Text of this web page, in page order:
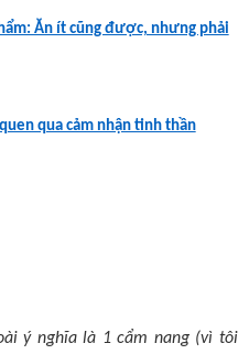
Ăn ít cũng được, nhưng phải
qua cảm nhận tinh thần
ý nghĩa là 1 cẩm nang (vì tôi